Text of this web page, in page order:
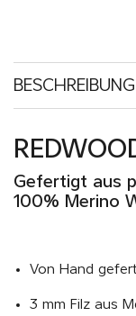
BESCHREIBUNG
Gefertigt aus
100% Merino
Von Hand
3 mm Filz aus